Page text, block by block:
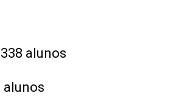
alunos
alunos